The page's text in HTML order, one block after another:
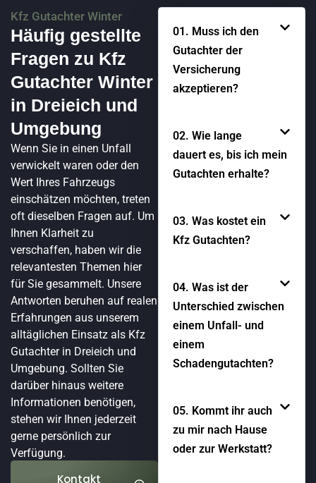
Kfz Gutachter Winter
Häufig gestellte
Fragen zu Kfz
Gutachter Winter
in Dreieich und
Umgebung
Wenn Sie in einen Unfall
verwickelt waren oder den
Wert Ihres Fahrzeugs
einschätzen möchten, treten
oft dieselben Fragen auf. Um
Ihnen Klarheit zu
verschaffen, haben wir die
relevantesten Themen hier
für Sie gesammelt. Unsere
Antworten beruhen auf realen
Erfahrungen aus unserem
alltäglichen Einsatz als Kfz
Gutachter in Dreieich und
Umgebung. Sollten Sie
darüber hinaus weitere
Informationen benötigen,
stehen wir Ihnen jederzeit
gerne persönlich zur
Verfügung.
Kontakt
01. Muss ich den
Gutachter der
Versicherung
akzeptieren?
02. Wie lange
dauert es, bis ich mein
Gutachten erhalte?
03. Was kostet ein
Kfz Gutachten?
04. Was ist der
Unterschied zwischen
einem Unfall- und
einem
Schadengutachten?
05. Kommt ihr auch
zu mir nach Hause
oder zur Werkstatt?